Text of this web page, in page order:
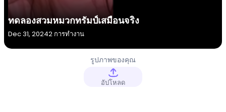
ทดลองสวมหมวกทรัมป์เสมือนจริง
Dec 31, 20242 การทำงาน
รูปภาพของคุณ
อัปโหลด